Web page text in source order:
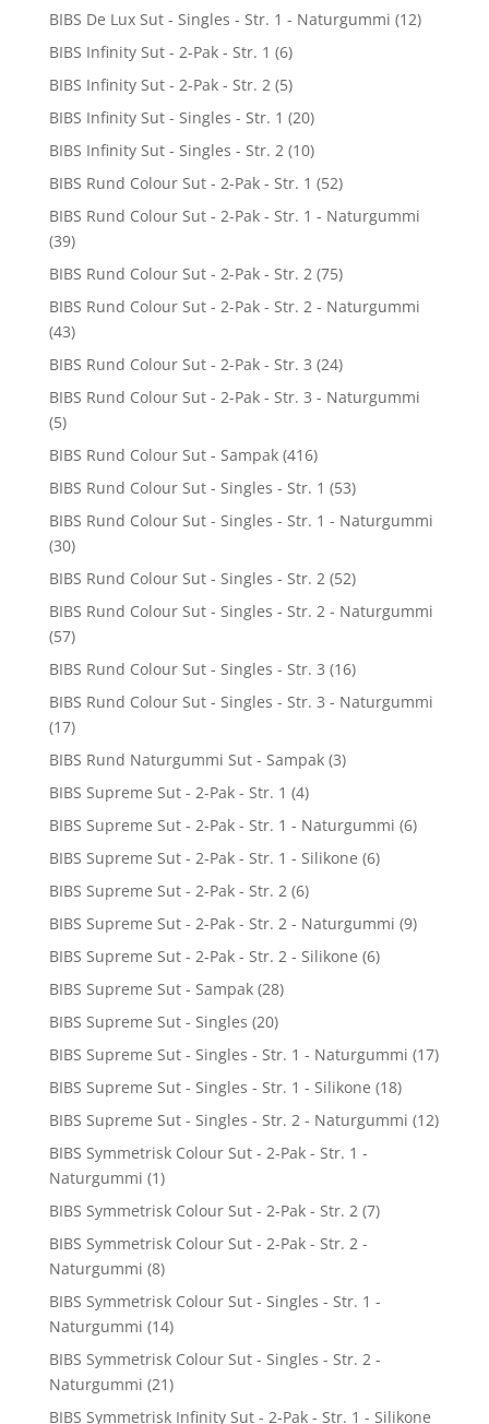
BIBS De Lux Sut - Singles - Str. 1 - Naturgummi (12)
BIBS Infinity Sut - 2-Pak - Str. 1 (6)
BIBS Infinity Sut - 2-Pak - Str. 2 (5)
BIBS Infinity Sut - Singles - Str. 1 (20)
BIBS Infinity Sut - Singles - Str. 2 (10)
BIBS Rund Colour Sut - 2-Pak - Str. 1 (52)
BIBS Rund Colour Sut - 2-Pak - Str. 1 - Naturgummi
(39)
BIBS Rund Colour Sut - 2-Pak - Str. 2 (75)
BIBS Rund Colour Sut - 2-Pak - Str. 2 - Naturgummi
(43)
BIBS Rund Colour Sut - 2-Pak - Str. 3 (24)
BIBS Rund Colour Sut - 2-Pak - Str. 3 - Naturgummi
(5)
BIBS Rund Colour Sut - Sampak (416)
BIBS Rund Colour Sut - Singles - Str. 1 (53)
BIBS Rund Colour Sut - Singles - Str. 1 - Naturgummi
(30)
BIBS Rund Colour Sut - Singles - Str. 2 (52)
BIBS Rund Colour Sut - Singles - Str. 2 - Naturgummi
(57)
BIBS Rund Colour Sut - Singles - Str. 3 (16)
BIBS Rund Colour Sut - Singles - Str. 3 - Naturgummi
(17)
BIBS Rund Naturgummi Sut - Sampak (3)
BIBS Supreme Sut - 2-Pak - Str. 1 (4)
BIBS Supreme Sut - 2-Pak - Str. 1 - Naturgummi (6)
BIBS Supreme Sut - 2-Pak - Str. 1 - Silikone (6)
BIBS Supreme Sut - 2-Pak - Str. 2 (6)
BIBS Supreme Sut - 2-Pak - Str. 2 - Naturgummi (9)
BIBS Supreme Sut - 2-Pak - Str. 2 - Silikone (6)
BIBS Supreme Sut - Sampak (28)
BIBS Supreme Sut - Singles (20)
BIBS Supreme Sut - Singles - Str. 1 - Naturgummi (17)
BIBS Supreme Sut - Singles - Str. 1 - Silikone (18)
BIBS Supreme Sut - Singles - Str. 2 - Naturgummi (12)
BIBS Symmetrisk Colour Sut - 2-Pak - Str. 1 -
Naturgummi (1)
BIBS Symmetrisk Colour Sut - 2-Pak - Str. 2 (7)
BIBS Symmetrisk Colour Sut - 2-Pak - Str. 2 -
Naturgummi (8)
BIBS Symmetrisk Colour Sut - Singles - Str. 1 -
Naturgummi (14)
BIBS Symmetrisk Colour Sut - Singles - Str. 2 -
Naturgummi (21)
BIBS Symmetrisk Infinity Sut - 2-Pak - Str. 1 - Silikone